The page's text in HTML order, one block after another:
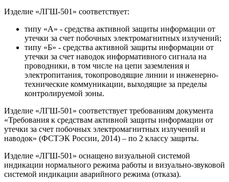
Изделие «ЛГШ-501» соответствует:
типу «А» - средства активной защиты информации от
утечки за счет побочных электромагнитных излучений;
типу «Б» - средства активной защиты информации от
утечки за счет наводок информативного сигнала на
проводники, в том числе на цепи заземления и
электропитания, токопроводящие линии и инженерно-
технические коммуникации, выходящие за пределы
контролируемой зоны.
Изделие «ЛГШ-501» соответствует требованиям документа
«Требования к средствам активной защиты информации от
утечки за счет побочных электромагнитных излучений и
наводок» (ФСТЭК России, 2014) – по 2 классу защиты.
Изделие «ЛГШ-501» оснащено визуальной системой
индикации нормального режима работы и визуально-звуковой
системой индикации аварийного режима (отказа).